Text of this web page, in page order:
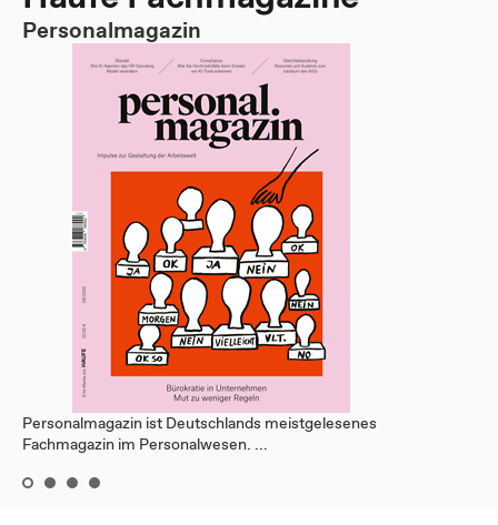
Personalmagazin
Personalmagazin ist Deutschlands meistgelesenes
Fachmagazin im Personalwesen. ...